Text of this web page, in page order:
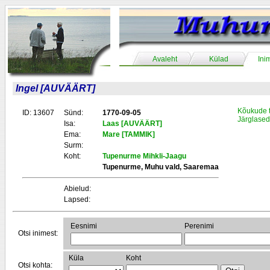
Avaleht Külad
Ingel [AUVÄÄRT]
ID: 13607 Sünd:
1770-09-05
Isa:
Laas [AUVÄÄRT]
Ema:
Mare [TAMMIK]
Surm:
Koht:
Tupenurme Mihkli-Jaagu
Tupenurme, Muhu vald, Saaremaa
Abielud:
Lapsed:
Kõukude
Järglased
Otsi inimest:
Eesnimi Perenimi
Otsi kohta:
Küla Koht